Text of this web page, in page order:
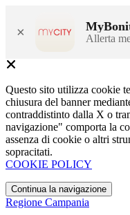
× Allerta
Questo sito utilizza cookie
chiusura del banner
contraddistinto dalla X o
navigazione" comporta la
assenza di cookie o altri
sopracitati.
COOKIE POLICY
Continua la navigazione
Regione Campania